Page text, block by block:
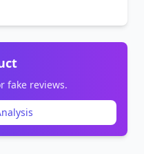
fake reviews.